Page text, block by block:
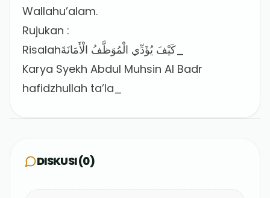
Wallahu’alam.
Rujukan :
Risalahكَيْفَ يُؤَدِّي الْمُوَظَّفُ الْأَمَانَةَ_
Karya Syekh Abdul Muhsin Al Badr
hafidzhullah ta’la_
DISKUSI (0)